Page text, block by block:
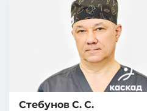
Стебунов С. С.